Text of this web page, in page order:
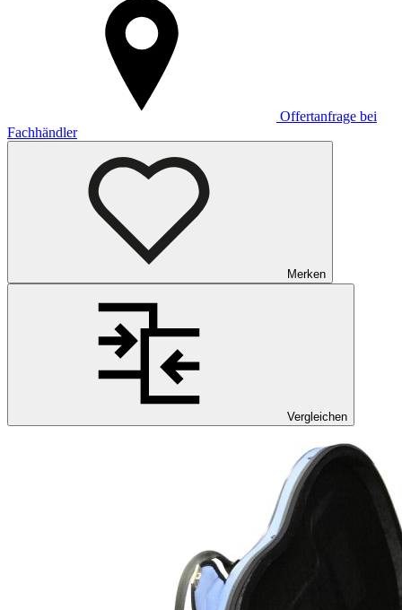
Offertanfrage bei
Fachhändler
Merken
Vergleichen